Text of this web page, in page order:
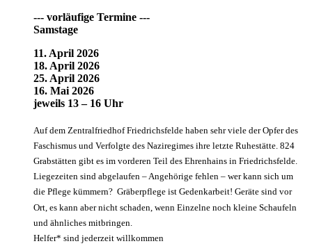
--- vorläufige Termine ---
Samstage
11. April 2026
18. April 2026
25. April 2026
16. Mai 2026
jeweils 13 – 16 Uhr
Auf dem Zentralfriedhof Friedrichsfelde haben sehr viele der Opfer des
Faschismus und Verfolgte des Naziregimes ihre letzte Ruhestätte. 824
Grabstätten gibt es im vorderen Teil des Ehrenhains in Friedrichsfelde.
Liegezeiten sind abgelaufen – Angehörige fehlen – wer kann sich um
die Pflege kümmern? Gräberpflege ist Gedenkarbeit! Geräte sind vor
Ort, es kann aber nicht schaden, wenn Einzelne noch kleine Schaufeln
und ähnliches mitbringen.
Helfer* sind jederzeit willkommen